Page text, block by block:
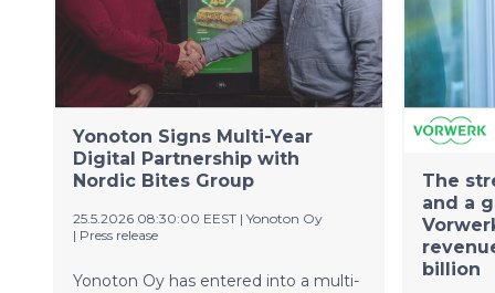
vuoden
piirissä
kuului
Yonoton Signs Multi-Year
Digital Partnership with
Nordic Bites Group
25.5.2026 08:30:00 EEST | Yonoton Oy
| Press release
Yonoton Oy has entered into a multi-
The
and a
billion